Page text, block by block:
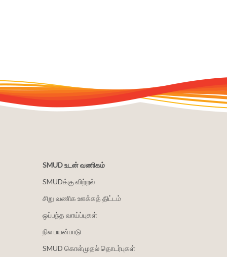
SMUD உடன் வணிகம்
SMUDக்கு விற்றல்
சிறு வணிக ஊக்கத் திட்டம்
ஒப்பந்த வாய்ப்புகள்
நில பயன்பாடு
SMUD கொள்முதல் தொடர்புகள்